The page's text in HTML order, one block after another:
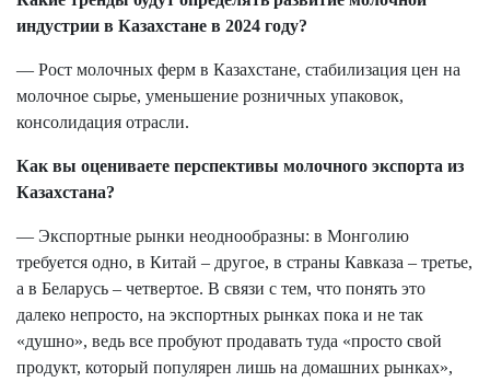
индустрии в Казахстане в 2024 году?
— Рост молочных ферм в Казахстане, стабилизация цен на
молочное сырье, уменьшение розничных упаковок,
консолидация отрасли.
Как вы оцениваете перспективы молочного экспорта из
Казахстана?
— Экспортные рынки неоднообразны: в Монголию
требуется одно, в Китай – другое, в страны Кавказа – третье,
а в Беларусь – четвертое. В связи с тем, что понять это
далеко непросто, на экспортных рынках пока и не так
«душно», ведь все пробуют продавать туда «просто свой
продукт, который популярен лишь на домашних рынках»,